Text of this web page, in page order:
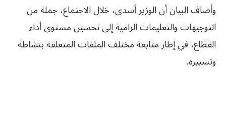
وأضاف البيان أن الوزير أسدى، خلال الاجتماع، جملة من
التوجيهات والتعليمات الرامية إلى تحسين مستوى أداء
القطاع، في إطار متابعة مختلف الملفات المتعلقة بنشاطه
وتسييره.